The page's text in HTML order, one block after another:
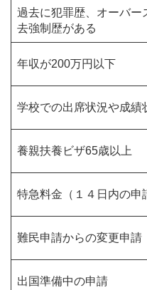
過去に犯罪歴、オーバー
去強制歴がある
年収が200万円以下
学校での出席状況や成績
養親扶養ビザ65歳以上
特急料金（１４日内の申
難民申請からの変更申請
出国準備中の申請